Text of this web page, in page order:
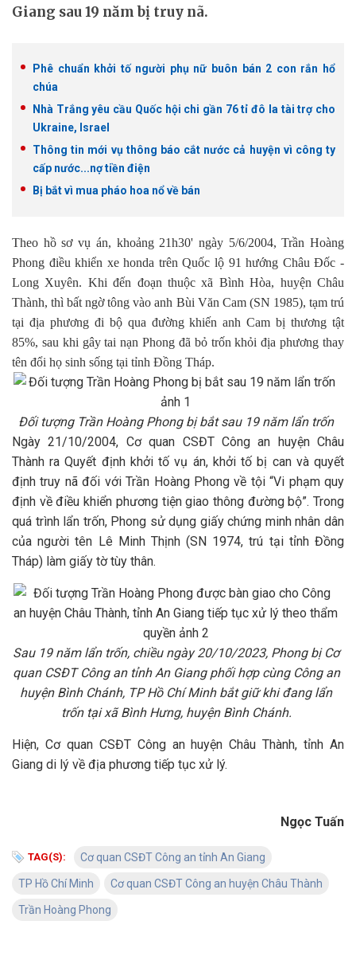
Giang sau 19 năm bị truy nã.
Phê chuẩn khởi tố người phụ nữ buôn bán 2 con rắn hổ
chúa
Nhà Trắng yêu cầu Quốc hội chi gần 76 tỉ đô la tài trợ cho
Ukraine, Israel
Thông tin mới vụ thông báo cắt nước cả huyện vì công ty
cấp nước...nợ tiền điện
Bị bắt vì mua pháo hoa nổ về bán
Theo hồ sơ vụ án, khoảng 21h30' ngày 5/6/2004, Trần Hoàng
Phong điều khiển xe honda trên Quốc lộ 91 hướng Châu Đốc -
Long Xuyên. Khi đến đoạn thuộc xã Bình Hòa, huyện Châu
Thành, thì bất ngờ tông vào anh Bùi Văn Cam (SN 1985), tạm trú
tại địa phương đi bộ qua đường khiến anh Cam bị thương tật
85%, sau khi gây tai nạn Phong đã bỏ trốn khỏi địa phương thay
tên đổi họ sinh sống tại tỉnh Đồng Tháp.
Đối tượng Trần Hoàng Phong bị bắt sau 19 năm lẩn trốn
Ngày 21/10/2004, Cơ quan CSĐT Công an huyện Châu
Thành ra Quyết định khởi tố vụ án, khởi tố bị can và quyết
định truy nã đối với Trần Hoàng Phong về tội “Vi phạm quy
định về điều khiển phương tiện giao thông đường bộ”. Trong
quá trình lẩn trốn, Phong sử dụng giấy chứng minh nhân dân
của người tên Lê Minh Thịnh (SN 1974, trú tại tỉnh Đồng
Tháp) làm giấy tờ tùy thân.
Sau 19 năm lẩn trốn, chiều ngày 20/10/2023, Phong bị Cơ
quan CSĐT Công an tỉnh An Giang phối hợp cùng Công an
huyện Bình Chánh, TP Hồ Chí Minh bắt giữ khi đang lẩn
trốn tại xã Bình Hưng, huyện Bình Chánh.
Hiện, Cơ quan CSĐT Công an huyện Châu Thành, tỉnh An
Giang di lý về địa phương tiếp tục xử lý.
Ngọc Tuấn
TAG(S): Cơ quan CSĐT Công an tỉnh An Giang
TP Hồ Chí Minh Cơ quan CSĐT Công an huyện Châu Thành
Trần Hoàng Phong